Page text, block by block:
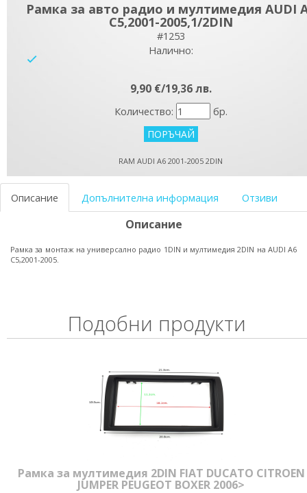
Рамка за авто радио и мултимедия AUDI
C5,2001-2005,1/2DIN
#1253
Налично:
9,90 €/19,36 лв.
Количество: бр.
RAM AUDI A6 2001-2005 2DIN
Описание Допълнителна информация Отзиви
Описание
Рамка за монтаж на универсално радио 1DIN и мултимедия 2DIN на AUDI A6
C5,2001-2005.
Подобни продукти
Рамка за мултимедия 2DIN FIAT DUCATO CITROEN
JUMPER PEUGEOT BOXER 2006>